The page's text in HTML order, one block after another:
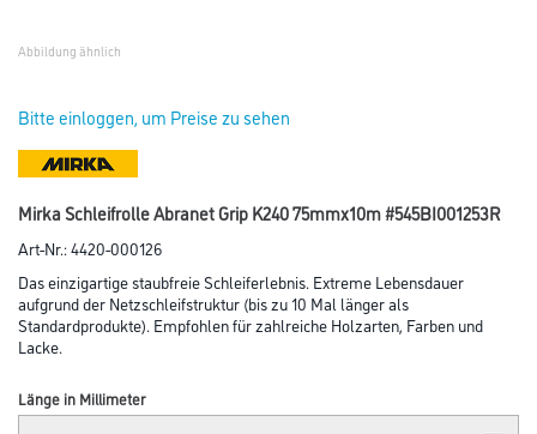
Abbildung ähnlich
Bitte einloggen, um Preise zu sehen
Mirka Schleifrolle Abranet Grip K240 75mmx10m #545BI001253R
Art-Nr.:4420-000126
Das einzigartige staubfreie Schleiferlebnis. Extreme Lebensdauer
aufgrund der Netzschleifstruktur (bis zu 10 Mal länger als
Standardprodukte). Empfohlen für zahlreiche Holzarten, Farben und
Lacke.
Länge in Millimeter